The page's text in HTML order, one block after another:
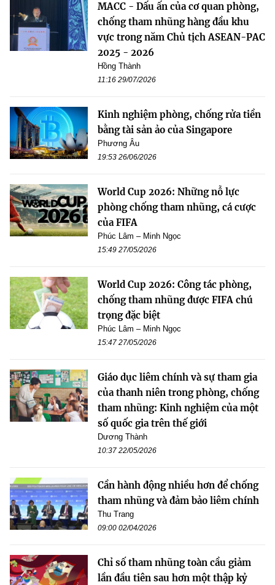
MACC - Dấu ấn của cơ quan phòng,
chống tham nhũng hàng đầu khu
vực trong năm Chủ tịch ASEAN-PAC
2025 - 2026
Hồng Thành
11:16 29/07/2026
Kinh nghiệm phòng, chống rửa tiền
bằng tài sản ảo của Singapore
Phương Âu
19:53 26/06/2026
World Cup 2026: Những nỗ lực
phòng chống tham nhũng, cá cược
của FIFA
Phúc Lâm – Minh Ngọc
15:49 27/05/2026
World Cup 2026: Công tác phòng,
chống tham nhũng được FIFA chú
trọng đặc biệt
Phúc Lâm – Minh Ngọc
15:47 27/05/2026
Giáo dục liêm chính và sự tham gia
của thanh niên trong phòng, chống
tham nhũng: Kinh nghiệm của một
số quốc gia trên thế giới
Dương Thành
10:37 22/05/2026
Cần hành động nhiều hơn để chống
tham nhũng và đảm bảo liêm chính
Thu Trang
09:00 02/04/2026
Chỉ số tham nhũng toàn cầu giảm
lần đầu tiên sau hơn một thập kỷ